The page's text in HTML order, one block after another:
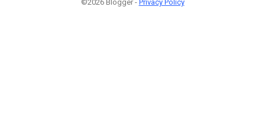
©2026 Blogger - Privacy Policy